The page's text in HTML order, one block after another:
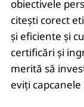
obiectivele
citești corect
și eficiente și
certificări și
merită să
eviți